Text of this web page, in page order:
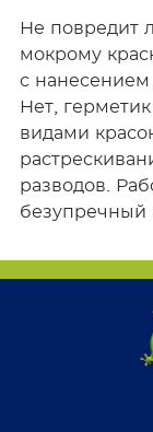
Не повредит
мокрому
с
Нет,
видами
разводов.
безупречный